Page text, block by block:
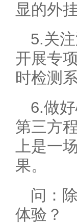
显的外
5.关
开展专
时检测
6.做
第三方
上是一
果。
问：
体验？